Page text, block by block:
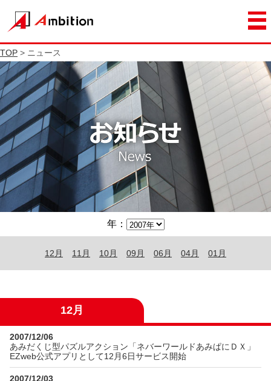
TOP > ニュース
年：
12月 11月 10月 09月 06月 04月 01月
12月
2007/12/06
あみだくじ型パズルアクション「ネバーワールドあみぱにＤＸ」
EZweb公式アプリとして12月6日サービス開始
2007/12/03